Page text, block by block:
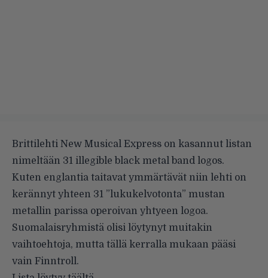
Brittilehti New Musical Express on kasannut listan
nimeltään 31 illegible black metal band logos.
Kuten englantia taitavat ymmärtävät niin lehti on
kerännyt yhteen 31 ”lukukelvotonta” mustan
metallin parissa operoivan yhtyeen logoa.
Suomalaisryhmistä olisi löytynyt muitakin
vaihtoehtoja, mutta tällä kerralla mukaan pääsi
vain Finntroll.